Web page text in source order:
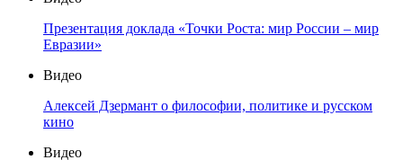
Презентация доклада «Точки Роста: мир России – мир
Евразии»
Видео
Алексей Дзермант о философии, политике и русском
кино
Видео